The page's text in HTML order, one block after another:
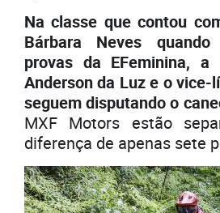
Na classe que contou
Bárbara Neves
provas da EFeminina,
Anderson da Luz e o vice-
seguem disputando o
MXF Motors estão
diferença de apenas sete